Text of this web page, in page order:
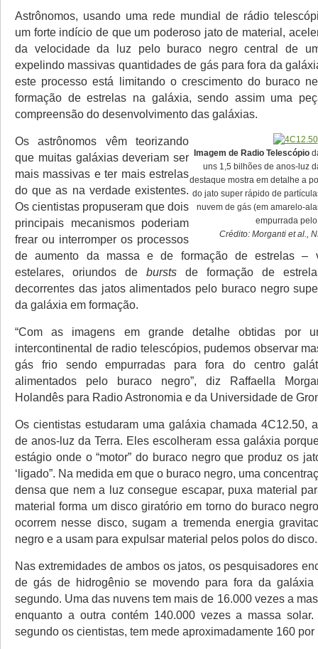
Astrônomos, usando uma rede mundial de rádio
um forte indício de que um poderoso jato de material,
da velocidade da luz pelo buraco negro central de
expelindo massivas quantidades de gás para fora da
este processo está limitando o crescimento do buraco
formação de estrelas na galáxia, sendo assim uma
compreensão do desenvolvimento das galáxias.
Imagem de Radio Telescópio
uns 1,5 bilhões de anos-luz
destaque mostra em detalhe a
do jato super rápido de
nuvem de gás (em amarelo-
empurrada
Crédito: Morganti et al.,
Os astrônomos vêm teorizando
que muitas galáxias deveriam ser
mais massivas e ter mais estrelas
do que as na verdade existentes.
Os cientistas propuseram que dois
principais mecanismos poderiam
frear ou interromper os processos
de aumento da massa e de formação de estrelas –
estelares, oriundos de bursts de formação de
decorrentes das jatos alimentados pelo buraco negro
da galáxia em formação.
“Com as imagens em grande detalhe obtidas por
intercontinental de radio telescópios, pudemos observar
gás frio sendo empurradas para fora do centro
alimentados pelo buraco negro”, diz Raffaella
Holandês para Radio Astronomia e da Universidade de
Os cientistas estudaram uma galáxia chamada 4C12.50,
de anos-luz da Terra. Eles escolheram essa galáxia
estágio onde o “motor” do buraco negro que produz os
‘ligado”. Na medida em que o buraco negro, uma
densa que nem a luz consegue escapar, puxa material
material forma um disco giratório em torno do buraco
ocorrem nesse disco, sugam a tremenda energia
negro e a usam para expulsar material pelos polos do disco.
Nas extremidades de ambos os jatos, os pesquisadores
de gás de hidrogênio se movendo para fora da
segundo. Uma das nuvens tem mais de 16.000 vezes a
enquanto a outra contém 140.000 vezes a massa solar.
segundo os cientistas, tem mede aproximadamente 160